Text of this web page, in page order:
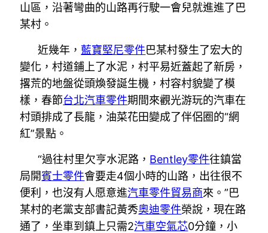
山區，沿著彎曲的山路再行駛一會兒就進進了巴
某村。
近幾年， 藍寶堅尼零件巴某村發生了宏大的
變化，村道鋪上了水泥，村平易近蓋起了新房，
撂荒的地盤從頭煥發誕生機，村容村貌變了模
樣，春節台北汽車零件期間來觀光游玩的汽車在
村頭排成了長龍，油菜花田變成了伴侶圈的“網
紅”景點。
“過往村里欠亨水泥路， Bentley零件往鎮當
局開賓士零件會要走4個小時的山路，出往很不
便利，也沒有人愿意進汽車零件貿易商來。”巴
某村的老黨支部書記黃秀奧迪零件榮說，現在路
通了，坐車到鎮上只需2汽車空氣芯0分鐘，小